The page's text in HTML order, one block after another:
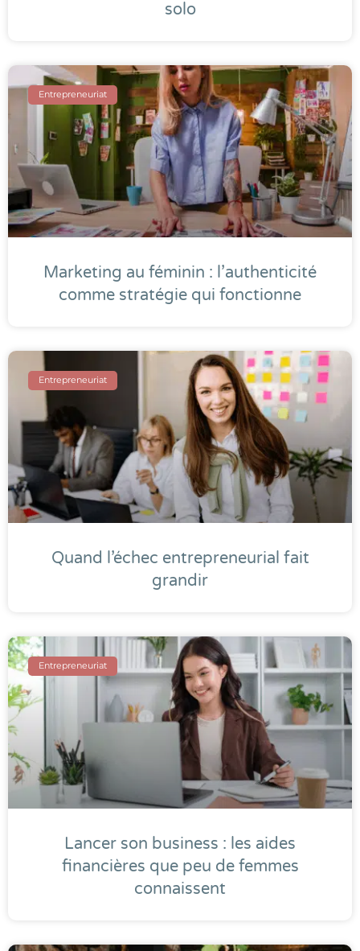
solo
Entrepreneuriat
Marketing au féminin : l’authenticité
comme stratégie qui fonctionne
Entrepreneuriat
Quand l’échec entrepreneurial fait
grandir
Entrepreneuriat
Lancer son business : les aides
financières que peu de femmes
connaissent